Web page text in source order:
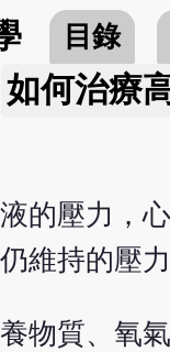
目錄
如何治療
的壓力，
維持的壓
物質、氧